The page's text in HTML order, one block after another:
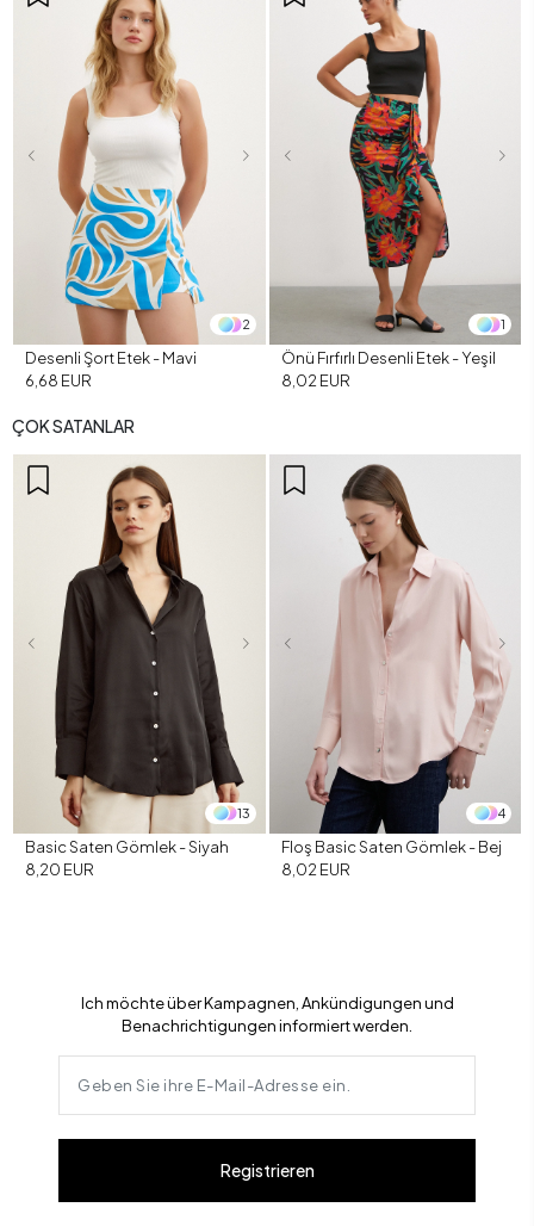
2
Desenli Şort Etek - Mavi
6,68 EUR
1
Önü Fırfırlı Desenli Etek - Yeşil
8,02 EUR
ÇOK SATANLAR
13
Basic Saten Gömlek - Siyah
8,20 EUR
4
Floş Basic Saten Gömlek - Bej
8,02 EUR
Ich möchte über Kampagnen, Ankündigungen und
Benachrichtigungen informiert werden.
Registrieren